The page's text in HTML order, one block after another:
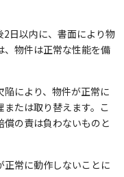
2日以内に、書面により物
、物件は正常な性能を備
により、物件が正常に
たは取り替えます。こ
の責は負わないものと
常に動作しないことに